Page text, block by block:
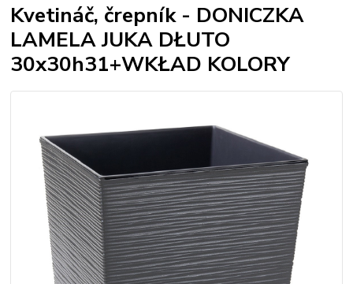
Kvetináč, črepník - DONICZKA
LAMELA JUKA DŁUTO
30x30h31+WKŁAD KOLORY